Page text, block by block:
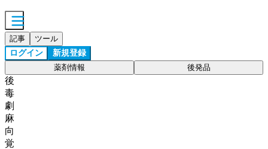
記事 ツール
ログイン 新規登録
薬剤情報 後発品
後
毒
劇
麻
向
覚